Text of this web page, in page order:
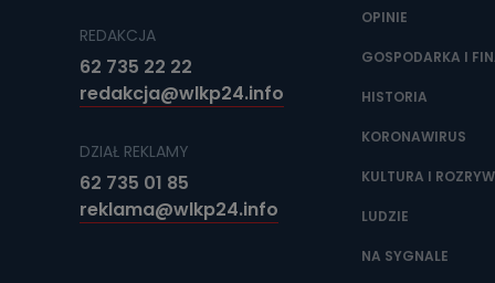
Jak
REDAKCJA
62 735 22 22
redakcja@wlkp24.info
DZIAŁ REKLAMY
62 735 01 85
reklama@wlkp24.info
OPINIE
GOSPODARKA I
HISTORIA
KORONAWIRUS
KULTURA I
LUDZIE
NA SYGNALE